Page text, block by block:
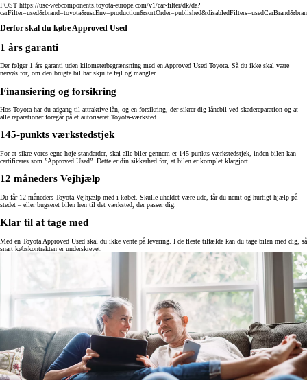
POST https://usc-webcomponents.toyota-europe.com/v1/car-filter/dk/da?
Derfor skal du købe Approved Used
1 års garanti
Der følger 1 års garanti uden kilometerbegrænsning med en Approved Used Toyota. Så du ikke skal være
nervøs for, om den brugte bil har skjulte fejl og mangler.
Finansiering og forsikring
Hos Toyota har du adgang til attraktive lån, og en forsikring, der sikrer dig lånebil ved skadereparation og at
alle reparationer foregår på et autoriseret Toyota-værksted.
145-punkts værkstedstjek
For at sikre vores egne høje standarder, skal alle biler gennem et 145-punkts værkstedstjek, inden bilen kan
certificeres som ”Approved Used”. Dette er din sikkerhed for, at bilen er komplet klargjort.
12 måneders Vejhjælp
Du får 12 måneders Toyota Vejhjælp med i købet. Skulle uheldet være ude, får du nemt og hurtigt hjælp på
stedet – eller bugseret bilen hen til det værksted, der passer dig.
Klar til at tage med
Med en Toyota Approved Used skal du ikke vente på levering. I de fleste tilfælde kan du tage bilen med dig, så
snart købskontrakten er underskrevet.